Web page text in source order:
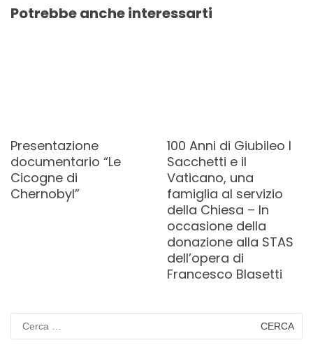
Potrebbe anche interessarti
Presentazione
documentario “Le
Cicogne di
Chernobyl”
100 Anni di Giubileo I
Sacchetti e il
Vaticano, una
famiglia al servizio
della Chiesa – In
occasione della
donazione alla STAS
dell’opera di
Francesco Blasetti
Ricerca
per: